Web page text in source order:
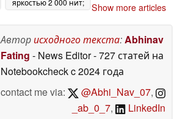
яркостью 2 000 нит;
черной рамки02 June
Show more articles
Авторисходного текста:Abhinav
Fating - News Editor- 727 статей на
Notebookcheckc 2024 года
contact me via:
@Abhi_Nav_07,
_ab_0_7, LinkedIn